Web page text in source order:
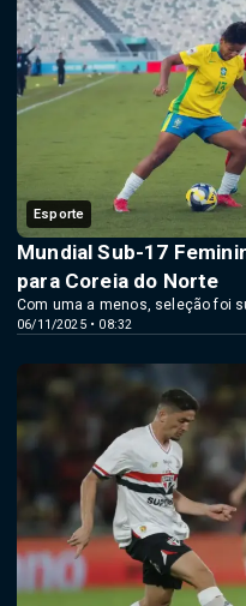
Esporte
06/11/2025 • 08:32
Mundial Sub-17
para Coreia do Norte
Com uma a menos, seleção foi